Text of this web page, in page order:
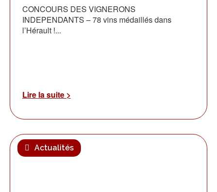
CONCOURS DES VIGNERONS
INDEPENDANTS – 78 vins médaillés dans
l’Hérault !...
Lire la suite >
Actualités